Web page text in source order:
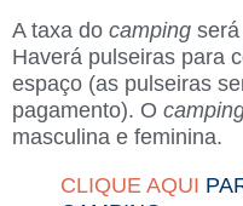
A taxa do camping
Haverá pulseiras para
espaço (as pulseiras
pagamento). O
masculina e feminina.
CLIQUE AQUI